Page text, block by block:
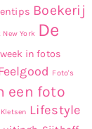
Boekerij
New York De
week in fotos
Foto's
een foto
Kletsen Lifestyle